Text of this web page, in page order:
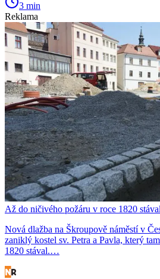
3 min
Reklama
Až do ničivého požáru v roce 1820
Nová dlažba na Škroupově náměstí v
zaniklý kostel sv. Petra a Pavla, který
1820 stával.…